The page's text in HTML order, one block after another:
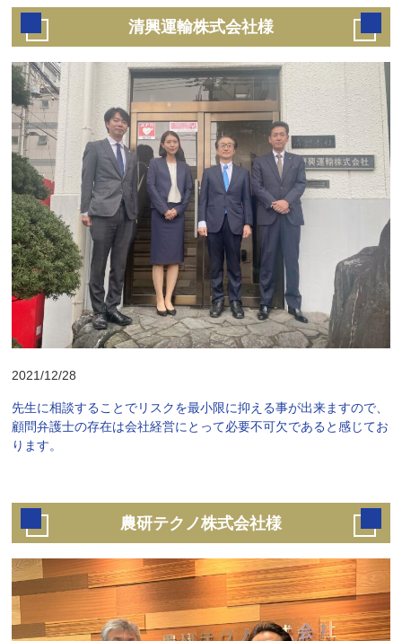
清興運輸株式会社様
2021/12/28
先生に相談することでリスクを最小限に抑える事が出来ますので、
顧問弁護士の存在は会社経営にとって必要不可欠であると感じてお
ります。
農研テクノ株式会社様